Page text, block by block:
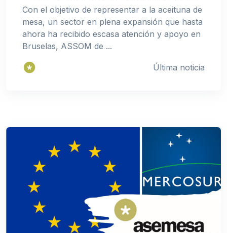
Con el objetivo de representar a la aceituna de
mesa, un sector en plena expansión que hasta
ahora ha recibido escasa atención y apoyo en
Bruselas, ASSOM de ...
Última noticia